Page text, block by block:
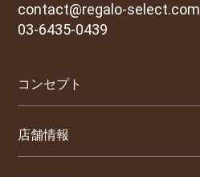
contact@regalo-select.com
03-6435-0439
コンセプト
店舗情報